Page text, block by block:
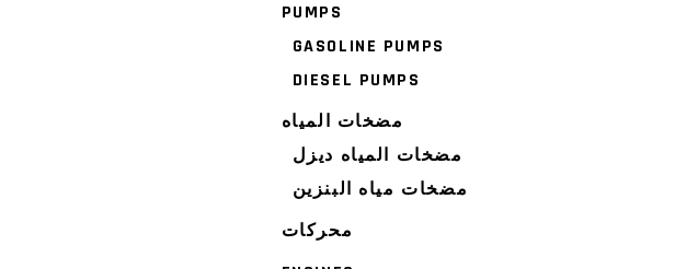
PUMPS
GASOLINE PUMPS
DIESEL PUMPS
مضخات المياه
مضخات المياه ديزل
مضخات مياه البنزين
محركات